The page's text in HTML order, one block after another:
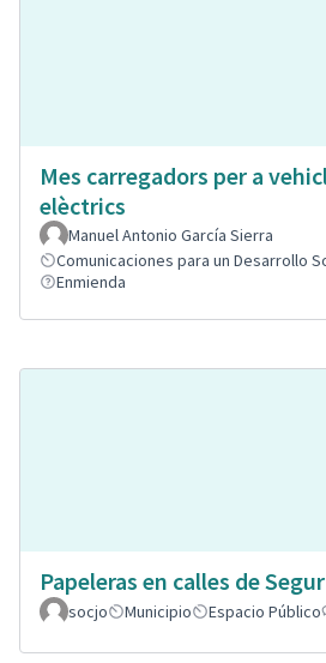
Mes carregadors per a
elèctrics
Manuel Antonio García Sierra
Comunicaciones para un Desarrollo
Enmienda
Papeleras en calles de Segur
socjo
Municipio Espacio Público